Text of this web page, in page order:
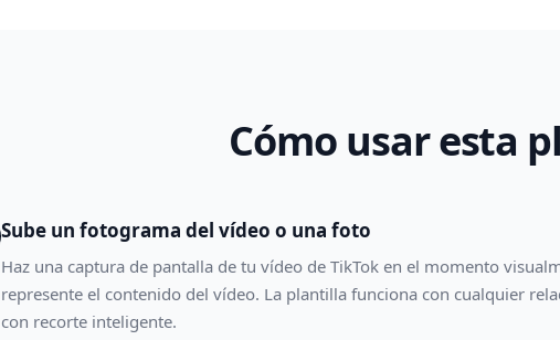
Cómo usar esta
Sube un fotograma del vídeo o una foto
Haz una captura de pantalla de tu vídeo de TikTok en el momento
represente el contenido del vídeo. La plantilla funciona con cualquier
con recorte inteligente.